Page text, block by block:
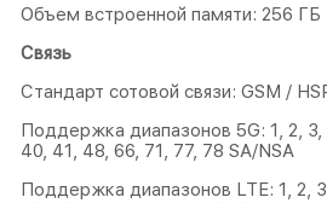
Объем встроенной памяти: 256 ГБ
Связь
Стандарт сотовой связи: GSM /
Поддержка диапазонов 5G: 1, 2, 3,
40, 41, 48, 66, 71, 77, 78 SA/NSA
Поддержка диапазонов LTE: 1, 2,